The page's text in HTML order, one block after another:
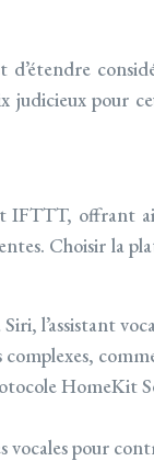
d’étendre
judicieux pour
offrant
Choisir la
Siri, l’assistant
HomeKit
vocales pour